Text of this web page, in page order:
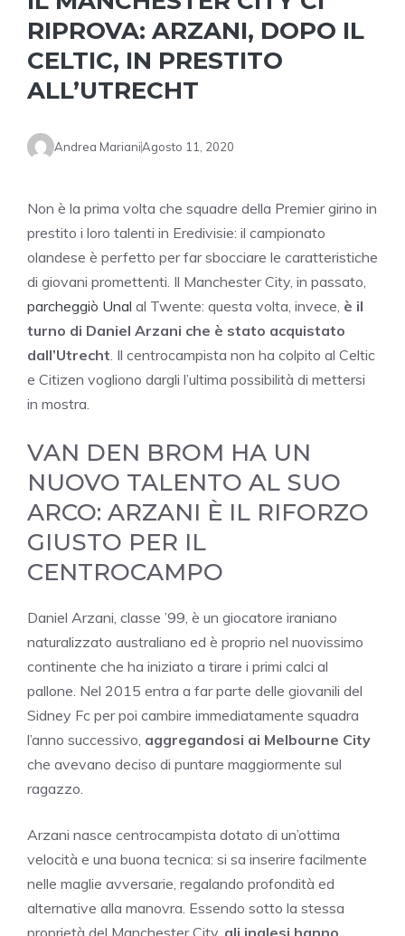
RIPROVA: ARZANI, DOPO IL
CELTIC, IN PRESTITO
ALL’UTRECHT
Andrea MarianiAgosto 11, 2020
Non è la prima volta che squadre della Premier girino in
prestito i loro talenti in Eredivisie: il campionato
olandese è perfetto per far sbocciare le caratteristiche
di giovani promettenti. Il Manchester City, in passato,
parcheggiò Unal al Twente: questa volta, invece, è il
turno di Daniel Arzani che è stato acquistato
dall’Utrecht. Il centrocampista non ha colpito al Celtic
e Citizen vogliono dargli l’ultima possibilità di mettersi
in mostra.
VAN DEN BROM HA UN
NUOVO TALENTO AL SUO
ARCO: ARZANI È IL RIFORZO
GIUSTO PER IL
CENTROCAMPO
Daniel Arzani, classe ’99, è un giocatore iraniano
naturalizzato australiano ed è proprio nel nuovissimo
continente che ha iniziato a tirare i primi calci al
pallone. Nel 2015 entra a far parte delle giovanili del
Sidney Fc per poi cambire immediatamente squadra
l’anno successivo, aggregandosi ai Melbourne City
che avevano deciso di puntare maggiormente sul
ragazzo.
Arzani nasce centrocampista dotato di un’ottima
velocità e una buona tecnica: si sa inserire facilmente
nelle maglie avversarie, regalando profondità ed
alternative alla manovra. Essendo sotto la stessa
proprietà del Manchester City, gli inglesi hanno